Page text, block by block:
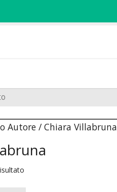
Autore / Chiara Villabruna